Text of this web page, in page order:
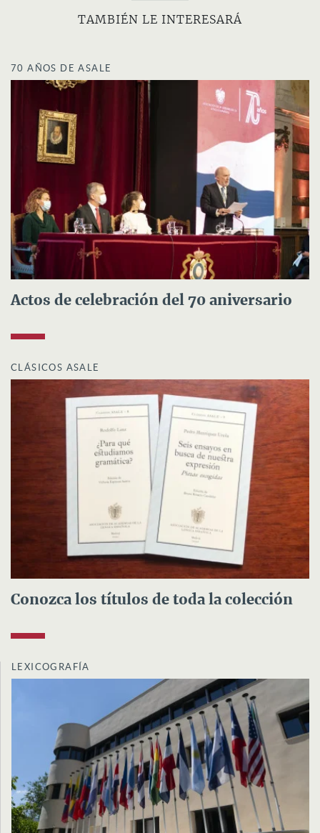
TAMBIÉN LE INTERESARÁ
70 AÑOS DE ASALE
Actos de celebración del 70 aniversario
CLÁSICOS ASALE
Conozca los títulos de toda la colección
LEXICOGRAFÍA